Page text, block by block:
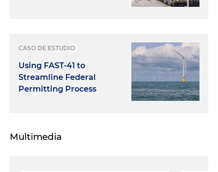
CASO DE ESTUDIO
Using FAST-41 to
Streamline Federal
Permitting Process
Multimedia